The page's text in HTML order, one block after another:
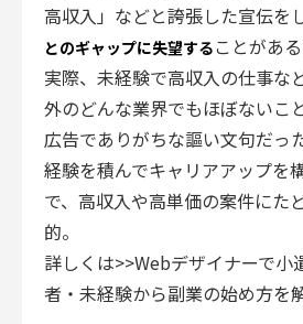
高収入」などと誇張した宣伝を
とのギャップに失望する ことがあ
実際、未経験で高収入の仕事な
外のどんな業界でもほぼないこ
広告でありがちな謳い文句だっ
経験を積んでキャリアアップを
で、高収入や高単価の案件にた
的。
詳しくは>>Webデザイナーで小
者・未経験から副業の始め方を